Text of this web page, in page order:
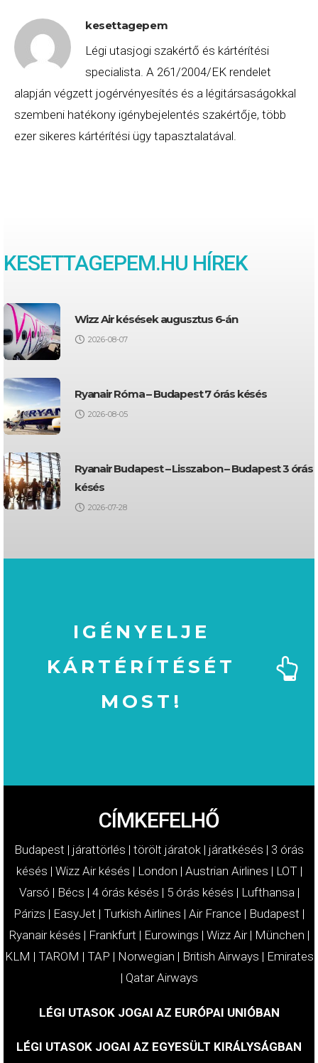
kesettagepem
Légi utasjogi szakértő és kártérítési
specialista. A 261/2004/EK rendelet
alapján végzett jogérvényesítés és a légitársaságokkal
szembeni hatékony igénybejelentés szakértője, több
ezer sikeres kártérítési ügy tapasztalatával.
KESETTAGEPEM.HU HÍREK
Wizz Air késések augusztus 6-án
2026-08-07
Ryanair Róma – Budapest 7 órás késés
2026-08-05
Ryanair Budapest – Lisszabon – Budapest 3 órás
késés
2026-07-28
IGÉNYELJE
KÁRTÉRÍTÉSÉT
MOST!
CÍMKEFELHŐ
Budapest | járattörlés | törölt járatok | járatkésés | 3 órás
késés | Wizz Air késés | London | Austrian Airlines | LOT|
Varsó | Bécs | 4 órás késés | 5 órás késés | Lufthansa|
Párizs | EasyJet | Turkish Airlines | Air France | Budapest |
Ryanair késés | Frankfurt | Eurowings | Wizz Air| München |
KLM | TAROM | TAP | Norwegian | British Airways | Emirates
| Qatar Airways
LÉGI UTASOK JOGAI AZ EURÓPAI UNIÓBAN
LÉGI UTASOK JOGAI AZ EGYESÜLT KIRÁLYSÁGBAN